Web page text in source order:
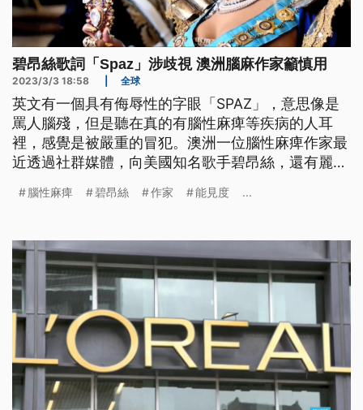
碧昂絲歌詞「Spaz」涉歧視 澳洲腦麻作家籲慎用
2023/3/3 18:58 全球
英文有一個具有侮辱性的字眼「SPAZ」，意思像是
罵人腦殘，但是聽在真的有腦性麻痺等疾病的人耳
裡，感覺是被嚴重的冒犯。澳洲一位腦性麻痺作家最
近透過社群媒體，向美國知名歌手碧昂絲，還有麗
眼；而這兩位大明星也從善如流，同意改掉歌詞。
腦性麻痺 碧昂絲 作家 能見度 ...